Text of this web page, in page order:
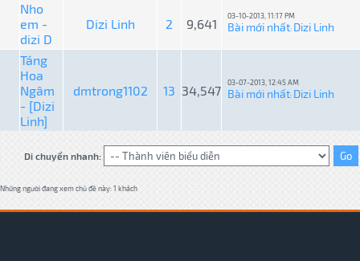
Nho
em -
dizi D
Dizi Linh 2 9,641
03-10-2013, 11:17 PM
Bài mới nhất: Dizi Linh
Táng
Hoa
Ngâm
- [Dizi
Linh]
dmtrong1102 13 34,547
03-07-2013, 12:45 AM
Bài mới nhất: Dizi Linh
Di chuyển nhanh:
Những người đang xem chủ đề này: 1 khách